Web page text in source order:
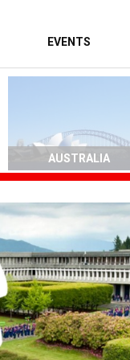
EVENTS
AUSTRALIA